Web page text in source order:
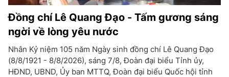
Đồng chí Lê Quang Đạo - Tấm gương sáng
ngời về lòng yêu nước
Nhân Kỷ niệm 105 năm Ngày sinh đồng chí Lê Quang Đạo
(8/8/1921 - 8/8/2026), sáng 7/8, Đoàn đại biểu Tỉnh ủy,
HĐND, UBND, Ủy ban MTTQ, Đoàn đại biểu Quốc hội tỉnh